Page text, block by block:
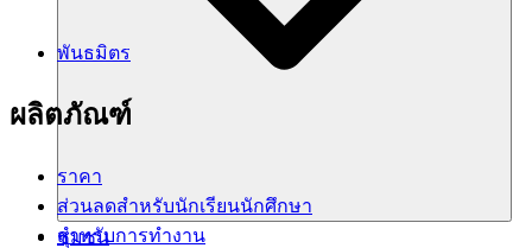
ชุมชน
พันธมิตร
ผลิตภัณฑ์
ราคา
ส่วนลดสำหรับนักเรียนนักศึกษา
สำหรับการทำงาน